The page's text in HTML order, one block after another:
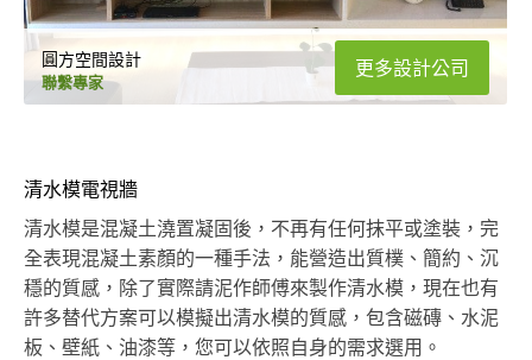
圓方空間設計
聯繫專家
更多設計公司
清水模電視牆
清水模是混凝土澆置凝固後，不再有任何抹平或塗裝，完
全表現混凝土素顏的一種手法，能營造出質樸、簡約、沉
穩的質感，除了實際請泥作師傅來製作清水模，現在也有
許多替代方案可以模擬出清水模的質感，包含磁磚、水泥
板、壁紙、油漆等，您可以依照自身的需求選用。